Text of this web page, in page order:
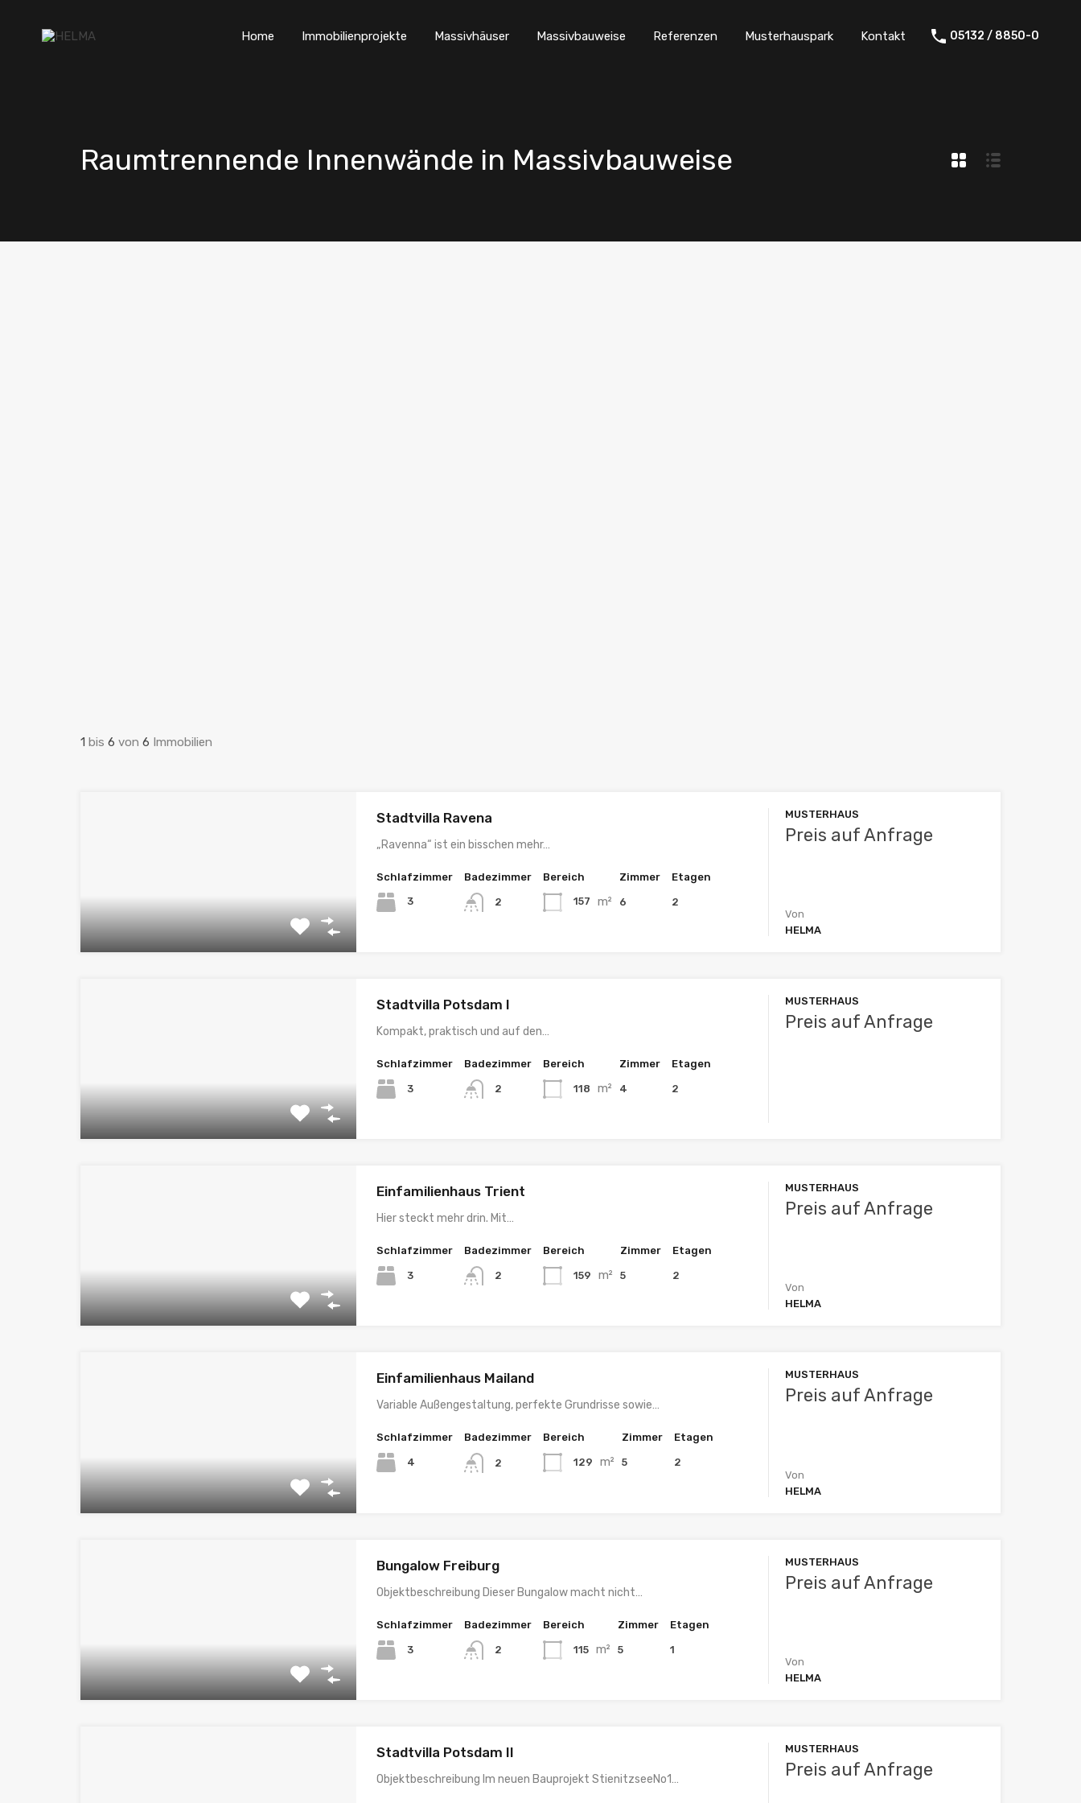
Home Immobilienprojekte Massivhäuser Massivbauweise Referenzen Musterhauspark Kontakt 05132 / 8850-0
Raumtrennende Innenwände in Massivbauweise
1 bis 6 von 6 Immobilien
Stadtvilla Ravena
„Ravenna“ ist ein bisschen mehr…
Schlafzimmer
3
Badezimmer
2
Bereich
157 m²
Zimmer
6
Etagen
2
MUSTERHAUS
Preis auf Anfrage
Von
HELMA
Stadtvilla Potsdam I
Kompakt, praktisch und auf den…
Schlafzimmer
3
Badezimmer
2
Bereich
118 m²
Zimmer
4
Etagen
2
MUSTERHAUS
Preis auf Anfrage
Einfamilienhaus Trient
Hier steckt mehr drin. Mit…
Schlafzimmer
3
Badezimmer
2
Bereich
159 m²
Zimmer
5
Etagen
2
MUSTERHAUS
Preis auf Anfrage
Von
HELMA
Einfamilienhaus Mailand
Variable Außengestaltung, perfekte Grundrisse sowie…
Schlafzimmer
4
Badezimmer
2
Bereich
129 m²
Zimmer
5
Etagen
2
MUSTERHAUS
Preis auf Anfrage
Von
HELMA
Bungalow Freiburg
Objektbeschreibung Dieser Bungalow macht nicht…
Schlafzimmer
3
Badezimmer
2
Bereich
115 m²
Zimmer
5
Etagen
1
MUSTERHAUS
Preis auf Anfrage
Von
HELMA
Stadtvilla Potsdam II
Objektbeschreibung Im neuen Bauprojekt StienitzseeNo1…
MUSTERHAUS
Preis auf Anfrage